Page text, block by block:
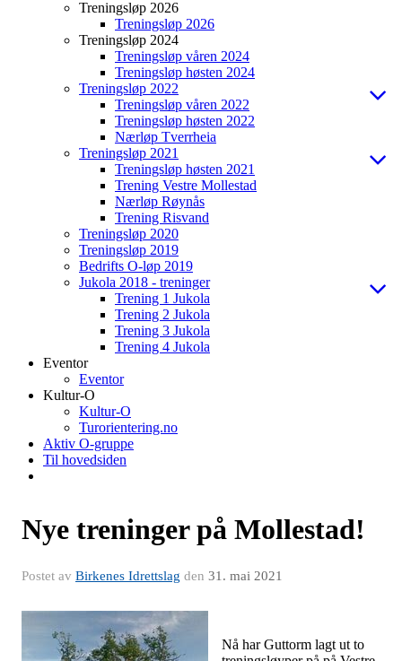
Treningsløp 2026
Treningsløp 2026
Treningsløp 2024
Treningsløp våren 2024
Treningsløp høsten 2024
Treningsløp 2022
Treningsløp våren 2022
Treningsløp høsten 2022
Nærløp Tverrheia
Treningsløp 2021
Treningsløp høsten 2021
Trening Vestre Mollestad
Nærløp Røynås
Trening Risvand
Treningsløp 2020
Treningsløp 2019
Bedrifts O-løp 2019
Jukola 2018 - treninger
Trening 1 Jukola
Trening 2 Jukola
Trening 3 Jukola
Trening 4 Jukola
Eventor
Eventor
Kultur-O
Kultur-O
Turorientering.no
Aktiv O-gruppe
Til hovedsiden
Nye treninger på Mollestad!
Postet av Birkenes Idrettslag den 31. mai 2021
Nå har Guttorm lagt ut to